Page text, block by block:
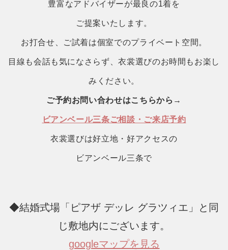
豊富なアドバイザーが最良の1着を
ご提案いたします。
お打合せ、ご試着は個室でのプライベート空間。
目線も会話も気になさらず、衣裳選びのお時間もお楽し
みください。
ご予約お問い合わせはこちらから →
ビアンベール三条ご相談・ご来店予約
衣裳選びは好立地・好アクセスの
ビアンベール三条で
◆結婚式場「ピアザ デッレ グラツィエ」と同
じ敷地内にございます。
googleマップを見る